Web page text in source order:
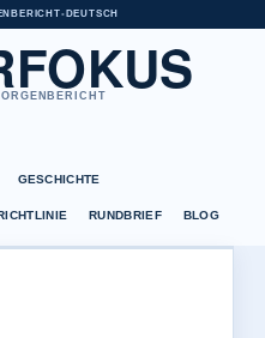
• DEUTSCH
GESCHICHTE
RUNDBRIEF BLOG